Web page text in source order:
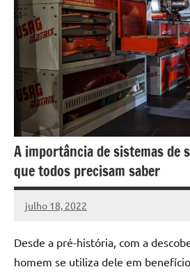
A importância de sistemas de
que todos precisam saber
julho 18, 2022
DafoBrasil
Nenhum
Desde a pré-história, com a
homem se utiliza dele em